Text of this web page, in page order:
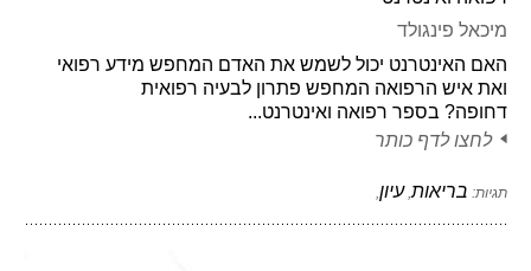
מיכאל פינגולד
האם האינטרנט יכול לשמש את האדם המחפש מידע רפואי
ואת איש הרפואה המחפש פתרון לבעיה רפואית
דחופה? בספר רפואה ואינטרנט...
לחצו לדף כותר
תגיות: בריאות,עיון,